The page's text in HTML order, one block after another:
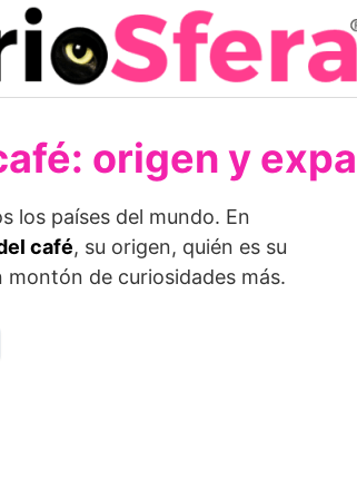
origen y
los países del mundo. En
café, su origen, quién es su
de curiosidades más.